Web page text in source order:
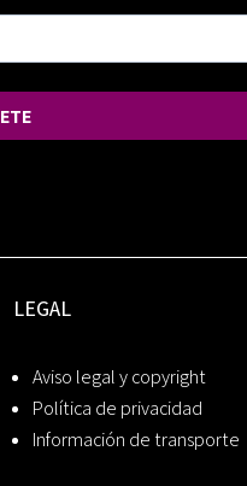
LEGAL
Aviso legal y copyright
Política de privacidad
Información de transporte